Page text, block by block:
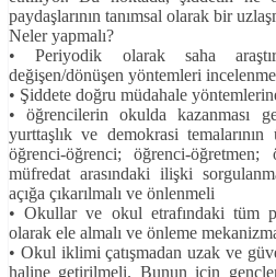
paydaşlarının tanımsal olarak bir
Neler yapmalı?
• Periyodik olarak saha
değişen/dönüşen yöntemleri
• Şiddete doğru müdahale
• öğrencilerin okulda kazanması
yurttaşlık ve demokrasi
öğrenci-öğrenci; öğrenci-
müfredat arasındaki ilişki
açığa çıkarılmalı ve önlenmeli
• Okullar ve okul etrafındaki tüm
olarak ele almalı ve önleme
• Okul iklimi çatışmadan uzak ve
haline getirilmeli. Bunun için